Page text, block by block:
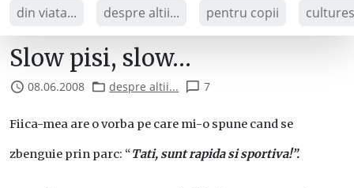
din viata... despre altii... pentru copii
Slow pisi, slow…
08.06.2008 despre altii... 7
Fiica-mea are o vorba pe care mi-o spune cand se
zbenguie prin parc: “Tati, sunt rapida si sportiva!”.